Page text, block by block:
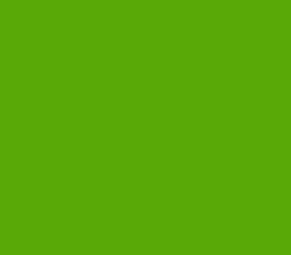
שנה, היא האם הרוצה לשבת ולאכול
בסוכה ביום שמחת תורה, כגון